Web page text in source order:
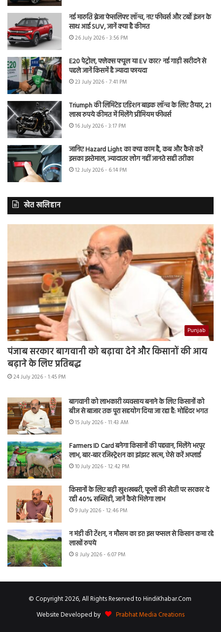
नई मारुति ब्रेजा फेसलिफ्ट लॉन्च, नए फीचर्स और टर्बो इंजन के
साथ आई SUV, जानें क्या है कीमत
26 July 2026 - 3:56 PM
E20 पेट्रोल, फ्लेक्स फ्यूल या EV कार? नई गाड़ी खरीदने से
पहले जानें किसमें है ज्यादा फायदा
23 July 2026 - 7:41 PM
Triumph की लिमिटेड एडिशन बाइक लॉन्च के लिए तैयार, 21
लाख रुपये कीमत में मिलेंगे प्रीमियम फीचर्स
16 July 2026 - 3:17 PM
जानिए Hazard Light का क्या काम है, कब और कैसे करें
इसका इस्तेमाल, ज्यादातर लोग नहीं जानते सही तरीका
12 July 2026 - 6:14 PM
खेत खलिहान
Punjab
पंजाब सरकार बागवानी को बढ़ावा देने और किसानों की आय
बढ़ाने के लिए प्रतिबद्ध
24 July 2026 - 1:45 PM
बागवानी को लाभकारी व्यवसाय बनाने के लिए किसानों को
बीज से बाजार तक पूरा सहयोग दिया जा रहा है: मोहिंदर भगत
15 July 2026 - 11:43 AM
Farmers ID Card बनेगा किसानों की पहचान, मिलेंगे भरपूर
लाभ, बार-बार रजिस्ट्रेशन का झंझट खत्म, ऐसे करें अप्लाई
10 July 2026 - 12:42 PM
किसानों के लिए बड़ी खुशखबरी, फूलों की खेती पर सरकार दे
रही 40% सब्सिडी, जानें कैसे मिलेगा लाभ
9 July 2026 - 12:46 PM
न मंडी की टेंशन, न मौसम का डर! इस फसल से किसान कमा रहे
लाखों रुपये
8 July 2026 - 6:07 PM
© Copyright 2026, All Rights Reserved to HindiKhabar.Com
Website Developed by
Prabhat Media Creations